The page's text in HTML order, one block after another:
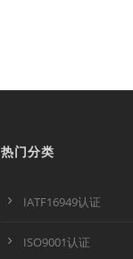
热门分类
IATF16949认证
ISO9001认证